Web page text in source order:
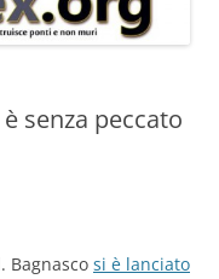
senza peccato
Bagnasco si è lanciato